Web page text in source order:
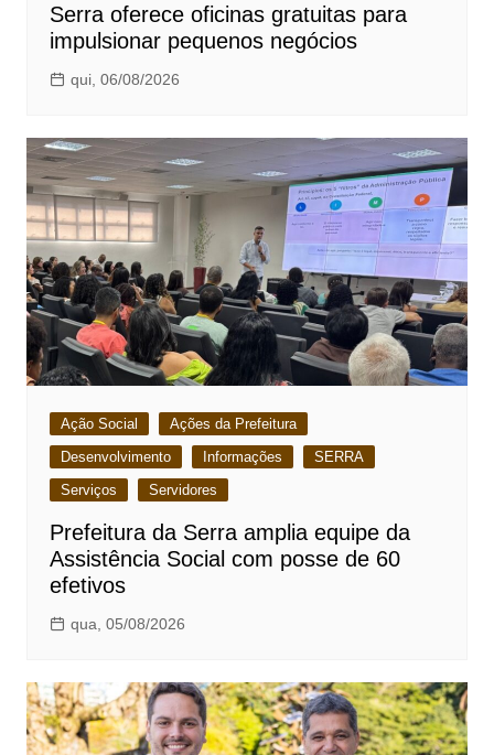
Serra oferece oficinas gratuitas para
impulsionar pequenos negócios
qui, 06/08/2026
Ação Social
Ações da Prefeitura
Desenvolvimento
Informações
SERRA
Serviços
Servidores
Prefeitura da Serra amplia equipe da
Assistência Social com posse de 60
efetivos
qua, 05/08/2026